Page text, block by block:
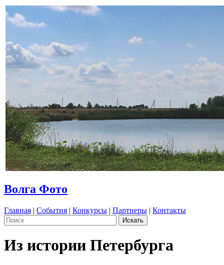
Волга Фото
Главная | События | Конкурсы | Партнеры | Контакты
Из истории Петербурга